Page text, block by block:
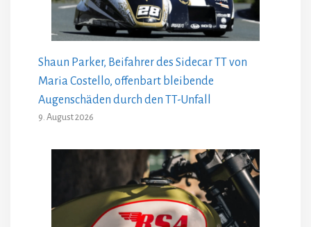
Shaun Parker, Beifahrer des Sidecar TT von
Maria Costello, offenbart bleibende
Augenschäden durch den TT-Unfall
9. August 2026